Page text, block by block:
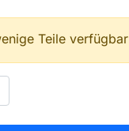
Teile verfügbar